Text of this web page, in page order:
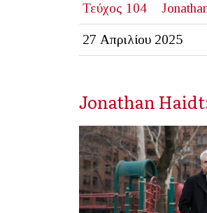
Τεύχος 104
27 Απριλίου 2025
Jonathan Haidt: